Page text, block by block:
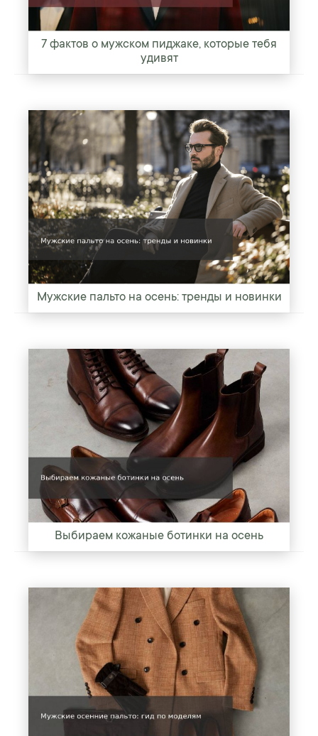
7 фактов о мужском пиджаке, которые тебя
удивят
Мужские пальто на осень: тренды и новинки
Выбираем кожаные ботинки на осень